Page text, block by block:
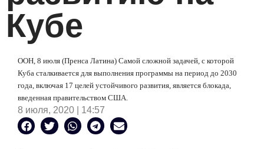
Кубе
ООН, 8 июля (Пренса Латина) Самой сложной задачей, с которой
Куба сталкивается для выполнения программы на период до 2030
года, включая 17 целей устойчивого развития, является блокада,
введенная правительством США.
8 июля, 2020 | 14:57